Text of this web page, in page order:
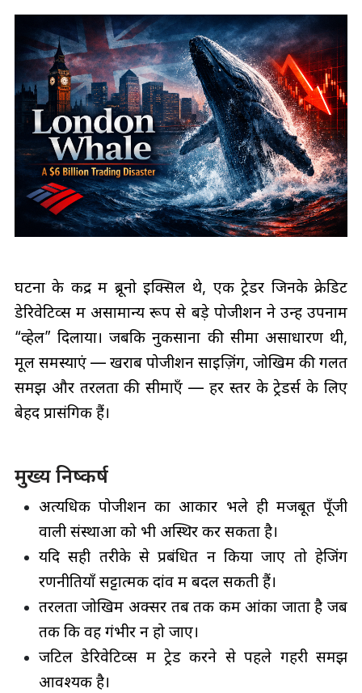
घटना के केंद्र में ब्रूनो इक्सिल थे, एक ट्रेडर जिनके क्रेडिट
डेरिवेटिव्स में असामान्य रूप से बड़े पोजीशन ने उन्हें उपनाम
“व्हेल” दिलाया। जबकि नुकसानों की सीमा असाधारण थी,
मूल समस्याएं — खराब पोजीशन साइज़िंग, जोखिम की गलत
समझ और तरलता की सीमाएँ — हर स्तर के ट्रेडर्स के लिए
बेहद प्रासंगिक हैं।
मुख्य निष्कर्ष
अत्यधिक पोजीशन का आकार भले ही मजबूत पूँजी
वाली संस्थाओं को भी अस्थिर कर सकता है।
यदि सही तरीके से प्रबंधित न किया जाए तो हेजिंग
रणनीतियाँ सट्टात्मक दांव में बदल सकती हैं।
तरलता जोखिम अक्सर तब तक कम आंका जाता है जब
तक कि वह गंभीर न हो जाए।
जटिल डेरिवेटिव्स में ट्रेड करने से पहले गहरी समझ
आवश्यक है।